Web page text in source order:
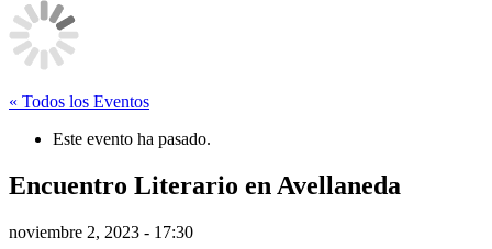
« Todos los Eventos
Este evento ha pasado.
Encuentro Literario en Avellaneda
noviembre 2, 2023 - 17:30